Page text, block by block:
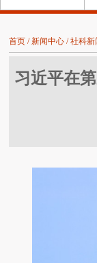
首页 / 新闻中心 / 社科新
习近平在